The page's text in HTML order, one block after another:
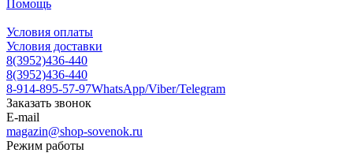
Помощь
Условия оплаты
Условия доставки
8(3952)436-440
8(3952)436-440
8-914-895-57-97WhatsApp/Viber/Telegram
Заказать звонок
E-mail
magazin@shop-sovenok.ru
Режим работы